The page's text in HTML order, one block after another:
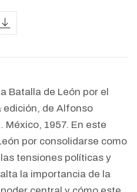
Batalla de León por el
edición, de Alfonso
México, 1957. En este
por consolidarse como
tensiones políticas y
la importancia de la